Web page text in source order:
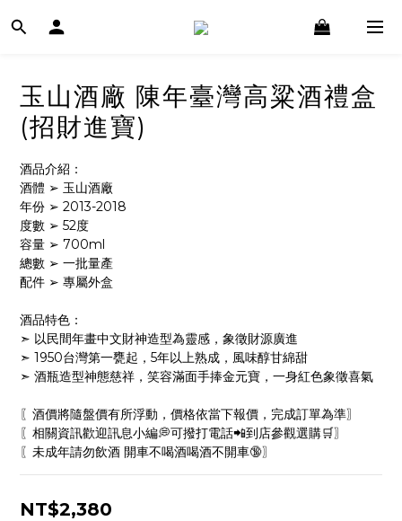
玉山酒廠 陳年臺灣高粱酒禮盒
(招財進寶)
酒品介紹：
酒體 ➢ 玉山酒廠
年份 ➢ 2013-2018
度數 ➢ 52度
容量 ➢ 700ml
總數 ➢ 一批量產
配件 ➢ 專屬外盒
酒品特色：
➣ 以民間年畫中文財神造型為靈感，象徵財源廣進
➣ 1950台灣第一甕起，5年以上熟成，風味醇甘綿甜
➣ 酒瓶造型神態慈祥，笑容滿面手捧金元寶，一身紅色象徵喜氣
〖酒價將隨盤價有所浮動，價格依當下報價，完成訂單為準〗
〖相關資訊歡迎訊息小編💭可撥打電話📲到店參觀選購🛒〗
〖未成年請勿飲酒 開車不喝酒喝酒不開車🔞〗
NT$2,380